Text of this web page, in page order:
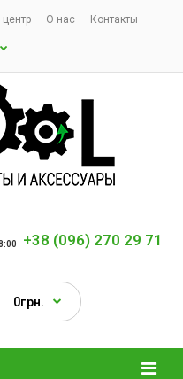
О нас Контакты
+38 (096) 270 29 71
0грн.